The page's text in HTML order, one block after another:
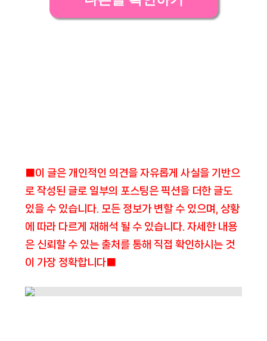
■이 글은 개인적인 의견을 자유롭게 사실을 기반으
로 작성된 글로 일부의 포스팅은 픽션을 더한 글도
있을 수 있습니다. 모든 정보가 변할 수 있으며, 상황
에 따라 다르게 재해석 될 수 있습니다. 자세한 내용
은 신뢰할 수 있는 출처를 통해 직접 확인하시는 것
이 가장 정확합니다■